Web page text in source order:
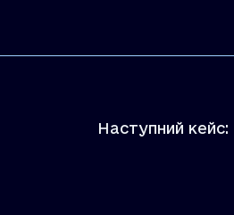
Наступний кейс: